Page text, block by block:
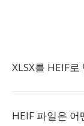
XLSX를 HEIF
HEIF 파일은